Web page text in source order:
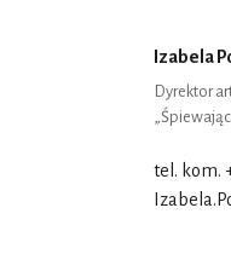
Izabela
Dyrektor
tel. kom.